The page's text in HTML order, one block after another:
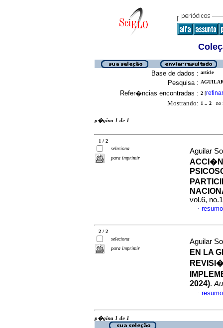
Base de dados : article
Pesquisa :
Refer�ncias encontradas : 2 [refinar
Mostrando: 1 .. 2 no
p�gina 1 de 1
1 / 2
seleciona
para imprimir
Aguilar
vol.6,
·
2 / 2
seleciona
para imprimir
Aguilar
EN LA
2024).
·
p�gina 1 de 1